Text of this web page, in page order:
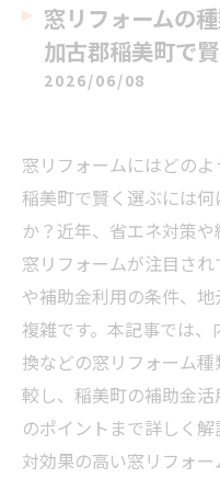
窓リフォームの
加古郡稲美町で
2026/06/08
窓リフォームにはどの
稲美町で賢く選ぶには
か？近年、省エネ対策
窓リフォームが注目さ
や補助金利用の条件、
複雑です。本記事では
換などの窓リフォーム
較し、稲美町の補助金
のポイントまで詳しく
対効果の高い窓リフォ